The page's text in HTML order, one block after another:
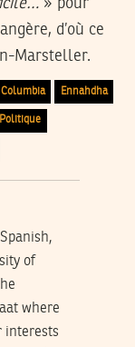
» pour
d’où ce
Marsteller.
Columbia Ennahdha
Politique
of
where
interests